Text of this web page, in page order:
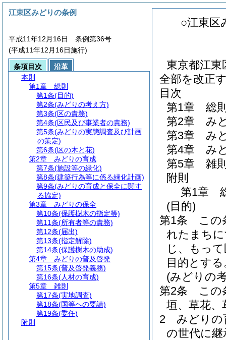
○江東区
東京都江
全部を改正
目次
第1章
総
第2章
み
第3章
み
第4章
み
第5章
雑
附則
第1章
(目的)
第1条
この
れたまち
じ、もっ
目的とする
(みどりの
第2条
この
垣、草花
2
みどりの
の世代に
江東区みどりの条例
平成11年12月16日 条例第36号
(平成11年12月16日施行)
条項目次
沿革
本則
第1章
総則
第1条(目的)
第2条(みどりの考え方)
第3条(区の責務)
第4条(区民及び事業者の責務)
第5条(みどりの実態調査及び計画
の策定)
第6条(区の木と花)
第2章
みどりの育成
第7条(施設等の緑化)
第8条(建築行為等に係る緑化計画)
第9条(みどりの育成と保全に関す
る協定)
第3章
みどりの保全
第10条(保護樹木の指定等)
第11条(所有者等の責務)
第12条(届出)
第13条(指定解除)
第14条(保護樹木の助成)
第4章
みどりの普及啓発
第15条(普及啓発義務)
第16条(人材の育成)
第5章
雑則
第17条(実地調査)
第18条(国等への要請)
第19条(委任)
附則